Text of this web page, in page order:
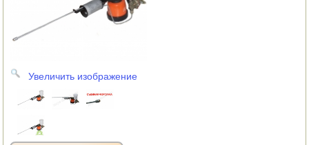
НАВЕСНОЕ ДЛЯ МОТОБЛОКОВ
СЫРОВАРНИ
ШИНКОВКИ
ДЛЯ ДОМА И САДА
Увеличить изображение